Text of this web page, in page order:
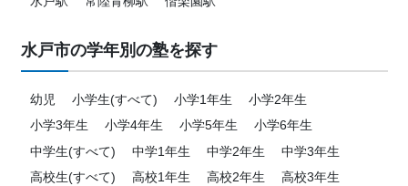
水戸市の学年別の塾を探す
幼児 小学生(すべて) 小学1年生
小学2年生
小学3年生
小学4年生 小学5年生
小学6年生
中学生(すべて)
中学1年生 中学2年生
中学3年生
高校生(すべて)
高校1年生 高校2年生
高校3年生